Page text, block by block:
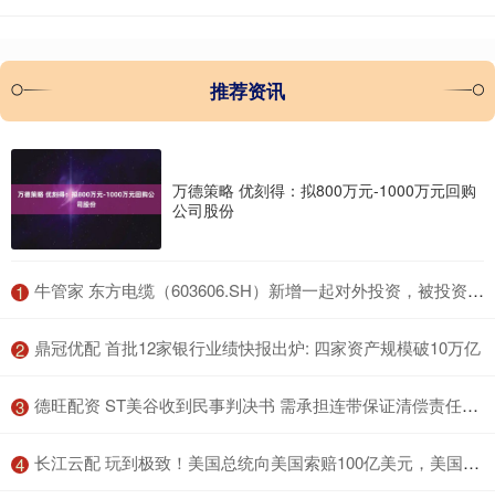
推荐资讯
万德策略 优刻得：拟800万元-1000万元回购
公司股份
1 ​牛管家 东方电缆（603606.SH）新增一起对外投资，被投资公司为烟台万华电气新材料有限公司
2 ​鼎冠优配 首批12家银行业绩快报出炉: 四家资产规模破10万亿
3 ​德旺配资 ST美谷收到民事判决书 需承担连带保证清偿责任并有权追偿
4 ​长江云配 玩到极致！美国总统向美国索赔100亿美元，美国财政部长表示，如果他赢了，就是所有美国人买单，历史上最荒诞的一幕